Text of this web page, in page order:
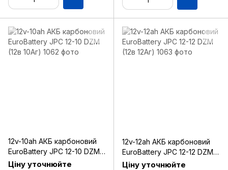
12v-10ah АКБ карбоновий
EuroBattery JPC 12-10 DZM
(12в 10Аг)
Ціну уточнюйте
12v-12ah АКБ карбоновий
EuroBattery JPC 12-12 DZM
(12в 12Аг)
Ціну уточнюйте